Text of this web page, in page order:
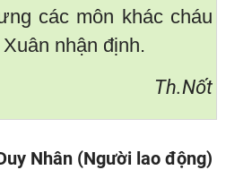
các môn khác cháu
nhận định.
Th.Nốt
Nhân (Người lao động)